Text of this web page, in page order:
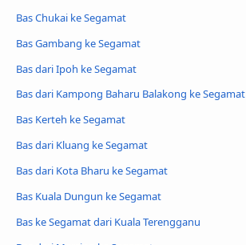
Bas Chukai ke Segamat
Bas Gambang ke Segamat
Bas dari Ipoh ke Segamat
Bas dari Kampong Baharu Balakong ke Segamat
Bas Kerteh ke Segamat
Bas dari Kluang ke Segamat
Bas dari Kota Bharu ke Segamat
Bas Kuala Dungun ke Segamat
Bas ke Segamat dari Kuala Terengganu